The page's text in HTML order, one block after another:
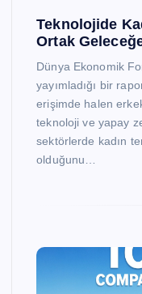
Teknolojide
Ortak Geleceğe
Dünya Ekonomik
yayımladığı bir
erişimde halen
teknoloji ve yapay
sektörlerde kadın
olduğunu…